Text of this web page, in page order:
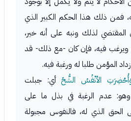
فمن ذلك هذا الحكم الكبير الذي
المقتضي لذلك ونبه على أنه خير،
ويرغب فيه، فإن كان -مع ذلك- قد
المؤمن طلبا له ورغبة فيه.
الأنْفُسُ الشُّحّأي: جبلت
عدم الرغبة في بذل ما على
الحق الذي له، فالنفوس مجبولة